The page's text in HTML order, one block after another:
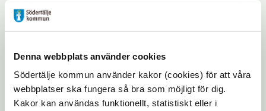
Denna webbplats använder cookies
Södertälje kommun använder kakor (cookies) för att våra
webbplatser ska fungera så bra som möjligt för dig.
Kakor kan användas funktionellt, statistiskt eller i
diskutera frågor om framför allt om
kost och skolmat.
Kommunen har länge haft samarbete med Angers, vilket
föranleddes av Scanias närvaro i Angers. Redan på 90-